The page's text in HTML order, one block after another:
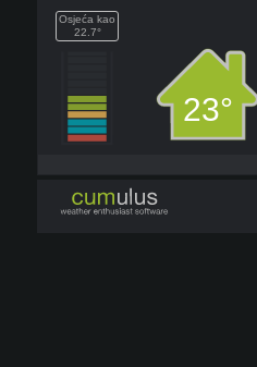
Osjeća kao
22.7°
23°